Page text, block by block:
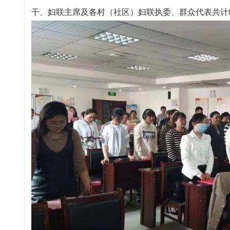
干、妇联主席及各村（社区）妇联执委、群众代表共